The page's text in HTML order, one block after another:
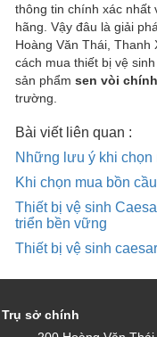
thông tin chính xác nhất
hãng. Vậy đâu là giải
Hoàng Văn Thái, Thanh
cách mua thiết bị vệ
sản phẩm sen vòi
trường.
Bài viết liên quan :
Những lưu ý khi chọn
Khi chọn mua bồn
Thiết bị vệ sinh
triển bền vững
Thiết bị vệ sinh
Trụ sở chính